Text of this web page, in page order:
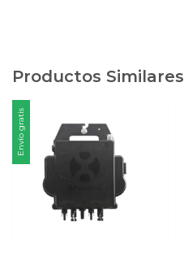
Productos Similares
Envío gratis